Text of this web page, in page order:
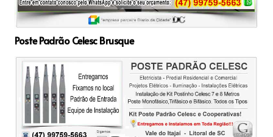
Poste Padrão Celesc Brusque